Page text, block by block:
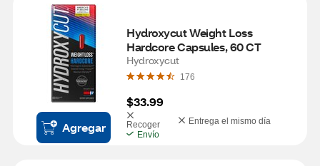
Agregar
Hydroxycut Weight Loss
Hardcore Capsules, 60 CT
Hydroxycut
176
$33.99
Recoger
Entrega el mismo día
Envío